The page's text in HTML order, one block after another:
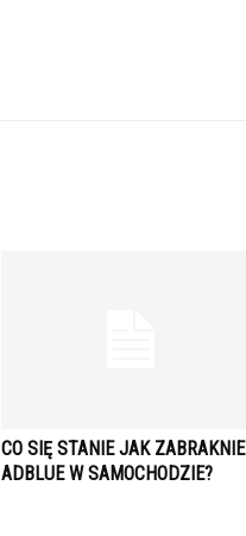
CO SIĘ STANIE JAK ZABRAKNIE
ADBLUE W SAMOCHODZIE?